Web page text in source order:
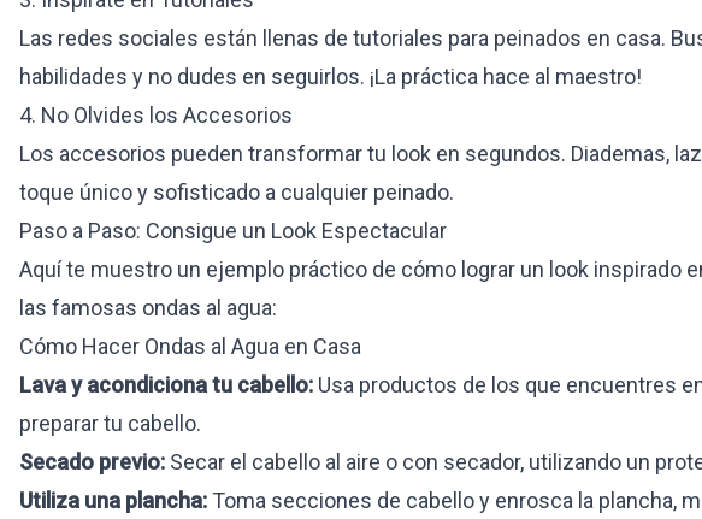
Las redes sociales están llenas de tutoriales para peinados en casa.
habilidades y no dudes en seguirlos. ¡La práctica hace al maestro!
4. No Olvides los Accesorios
Los accesorios pueden transformar tu look en segundos. Diademas,
toque único y sofisticado a cualquier peinado.
Paso a Paso: Consigue un Look Espectacular
Aquí te muestro un ejemplo práctico de cómo lograr un look inspirado
las famosas ondas al agua:
Cómo Hacer Ondas al Agua en Casa
Lava y acondiciona tu cabello: Usa productos de los que encuentres
preparar tu cabello.
Secado previo: Secar el cabello al aire o con secador, utilizando un
Utiliza una plancha: Toma secciones de cabello y enrosca la plancha,